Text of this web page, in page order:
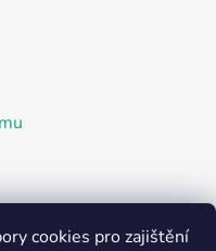
cookies pro zajištění